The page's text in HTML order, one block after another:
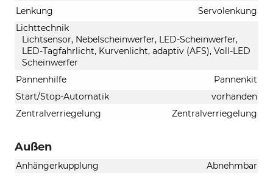
Lenkung
Servolenkung
Lichttechnik
Lichtsensor, Nebelscheinwerfer, LED-Scheinwerfer,
LED-Tagfahrlicht, Kurvenlicht, adaptiv (AFS), Voll-LED
Scheinwerfer
Pannenhilfe
Pannenkit
Start/Stop-Automatik
vorhanden
Zentralverriegelung
Zentralverriegelung
Außen
Anhängerkupplung
Abnehmbar